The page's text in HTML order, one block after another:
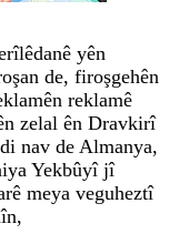
yên
de, firoşgehên
reklamê
zelal ên Dravkirî
nav de Almanya,
Yekbûyî jî
meya veguheztî